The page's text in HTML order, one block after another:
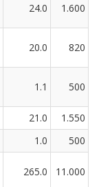
24.0 1.600
20.0 820
1.1 500
21.0
1.550
1.0
500
265.0 11.000